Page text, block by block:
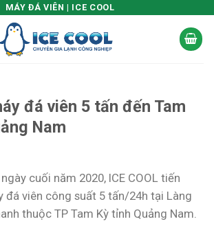
MÁY ĐÁ VIÊN | ICE COOL
đá viên 5 tấn đến Tam
Nam
cuối năm 2020, ICE COOL tiến
đá viên công suất 5 tấn/24h tại Làng
thuộc TP Tam Kỳ tỉnh Quảng Nam.